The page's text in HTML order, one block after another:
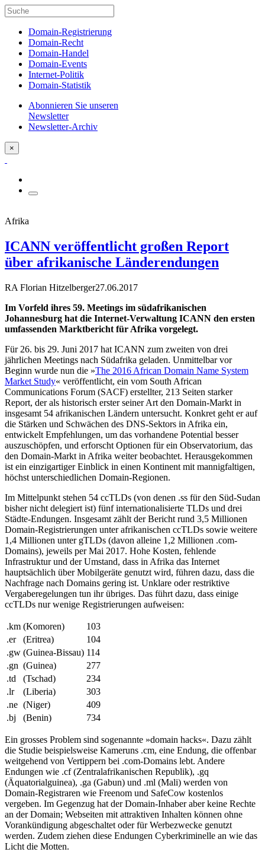
Domain-Registrierung
Domain-Recht
Domain-Handel
Domain-Events
Internet-Politik
Domain-Statistik
Abonnieren Sie unseren
Newsletter
Newsletter-Archiv
×
Afrika
ICANN veröffentlicht großen Report
über afrikanische Länderendungen
RA Florian Hitzelberger27.06.2017
Im Vorfeld ihres 59. Meetings im südafrikanischen
Johannesburg hat die Internet-Verwaltung ICANN den ersten
umfassenden Marktbericht für Afrika vorgelegt.
Für 26. bis 29. Juni 2017 hat ICANN zum zweiten von drei
jährlichen Meetings nach Südafrika geladen. Unmittelbar vor
Beginn wurde nun die »The 2016 African Domain Name System
Market Study« veröffentlicht, ein vom South African
Communications Forum (SACF) erstellter, 213 Seiten starker
Report, der als historisch erster seiner Art den Domain-Markt in
insgesamt 54 afrikanischen Ländern untersucht. Konkret geht er auf
die Stärken und Schwächen des DNS-Sektors in Afrika ein,
entwickelt Empfehlungen, um das vorhandene Potential besser
auszuschöpfen, und erforscht Optionen für ein Observatorium, das
den Domain-Markt in Afrika weiter beobachtet. Herausgekommen
ist ein einzigartiger Einblick in einen Kontinent mit mannigfaltigen,
höchst unterschiedlichen Domain-Regionen.
Im Mittelpunkt stehen 54 ccTLDs (von denen .ss für den Süd-Sudan
bisher nicht delegiert ist) fünf internationalisierte TLDs und drei
Städte-Endungen. Insgesamt zählt der Bericht rund 3,5 Millionen
Domain-Registrierungen unter afrikanischen ccTLDs sowie weitere
1,4 Millionen unter gTLDs (davon alleine 1,2 Millionen .com-
Domains), jeweils per Mai 2017. Hohe Kosten, fehlende
Infrastruktur und der Umstand, dass in Afrika das Internet
hauptsächlich über Mobilgeräte genutzt wird, führen dazu, dass die
Nachfrage nach Domains gering ist. Unklare oder restriktive
Vergaberegelungen tun ihr übriges. Das führt dazu, dass einige
ccTLDs nur wenige Registrierungen aufweisen:
.km (Komoren)
103
.er
(Eritrea)
104
.gw (Guinea-Bissau) 114
.gn (Guinea)
277
.td
(Tschad)
234
.lr
(Liberia)
303
.ne (Niger)
409
.bj
(Benin) 734
Ein grosses Problem sind sogenannte »domain hacks«. Dazu zählt
die Studie beispielsweise Kameruns .cm, eine Endung, die offenbar
weitgehend von Vertippern bei .com-Domains lebt. Andere
Endungen wie .cf (Zentralafrikanischen Republik), .gq
(Äquatorialguinea), .ga (Gabun) und .ml (Mali) werden von
Domain-Registraren wie Freenom und SafeCow kostenlos
vergeben. Im Gegenzug hat der Domain-Inhaber aber keine Rechte
an der Domain; Webseiten mit attraktiven Inhalten können ohne
Vorankündigung abgeschaltet oder für Werbezwecke genutzt
werden. Zudem ziehen diese Endungen Cyberkriminelle an wie das
Licht die Motten.